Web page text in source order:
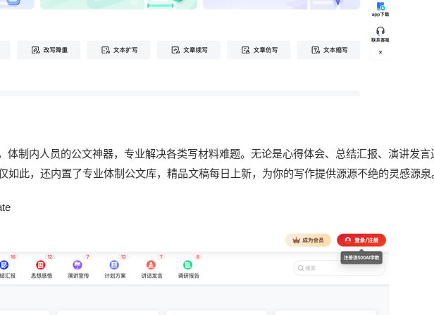
体制内人员的公文神器，专业解决各类写材料难题。无论是心得体会、总结汇报、演讲发言
如此，还内置了专业体制公文库，精品文稿每日上新，为你的写作提供源源不绝的灵感源泉